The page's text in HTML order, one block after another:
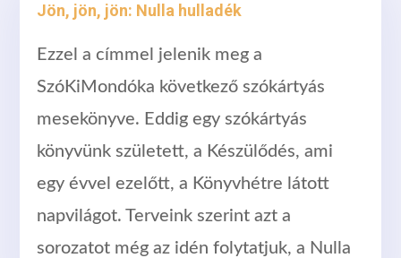
Jön, jön, jön: Nulla hulladék
Ezzel a címmel jelenik meg a
SzóKiMondóka következő szókártyás
mesekönyve. Eddig egy szókártyás
könyvünk született, a Készülődés, ami
egy évvel ezelőtt, a Könyvhétre látott
napvilágot. Terveink szerint azt a
sorozatot még az idén folytatjuk, a Nulla